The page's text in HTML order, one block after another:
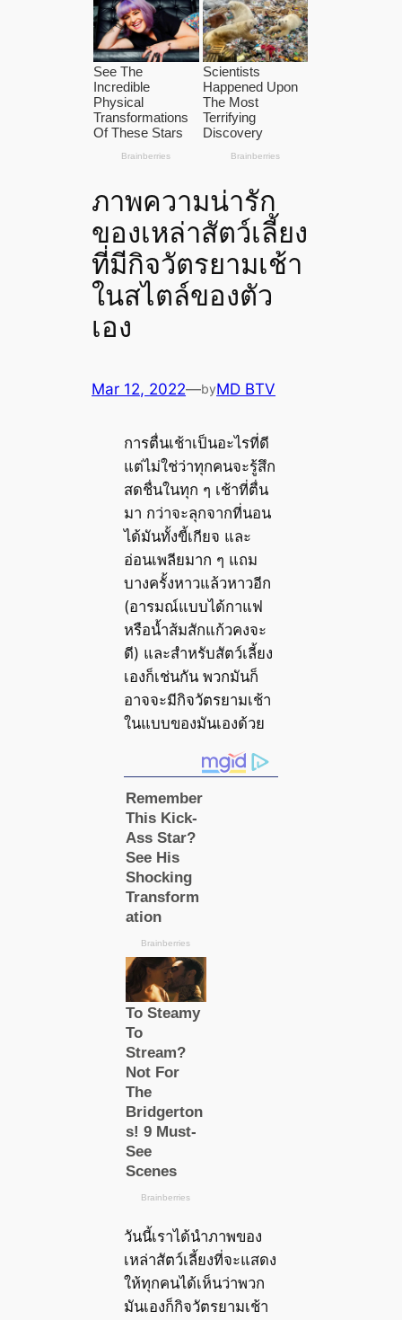
ภาพความน่ารัก
ของเหล่าสัตว์เลี้ยง
ที่มีกิจวัตรยามเช้า
ในสไตล์ของตัว
เอง
Mar 12, 2022—byMD BTV
การตื่นเช้าเป็นอะไรที่ดี
แต่ไม่ใช่ว่าทุกคนจะรู้สึก
สดชื่นในทุก ๆ เช้าที่ตื่น
มา กว่าจะลุกจากที่นอน
ได้มันทั้งขี้เกียจ และ
อ่อนเพลียมาก ๆ แถม
บางครั้งหาวแล้วหาวอีก
(อารมณ์แบบได้กาแฟ
หรือน้ำส้มสักแก้วคงจะ
ดี) และสำหรับสัตว์เลี้ยง
เองก็เช่นกัน พวกมันก็
อาจจะมีกิจวัตรยามเช้า
ในแบบของมันเองด้วย
วันนี้เราได้นำภาพของ
เหล่าสัตว์เลี้ยงที่จะแสดง
ให้ทุกคนได้เห็นว่าพวก
มันเองก็กิจวัตรยามเช้า